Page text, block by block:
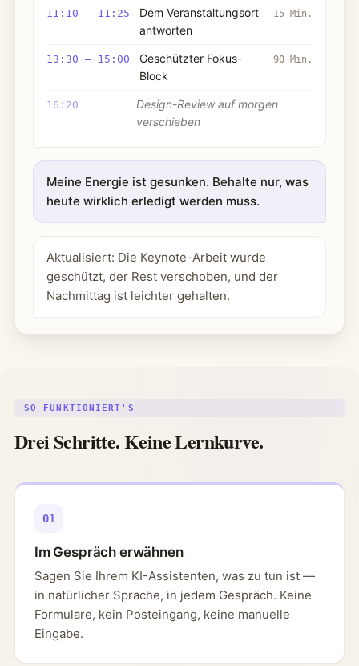
11:10 – 11:25
Dem Veranstaltungsort
antworten
15 Min.
13:30 – 15:00
Geschützter Fokus-
Block
90 Min.
16:20
Design-Review auf morgen
verschieben
Meine Energie ist gesunken. Behalte nur, was
heute wirklich erledigt werden muss.
Aktualisiert: Die Keynote-Arbeit wurde
geschützt, der Rest verschoben, und der
Nachmittag ist leichter gehalten.
SO FUNKTIONIERT'S
Drei Schritte. Keine Lernkurve.
01
Im Gespräch erwähnen
Sagen Sie Ihrem KI-Assistenten, was zu tun ist —
in natürlicher Sprache, in jedem Gespräch. Keine
Formulare, kein Posteingang, keine manuelle
Eingabe.